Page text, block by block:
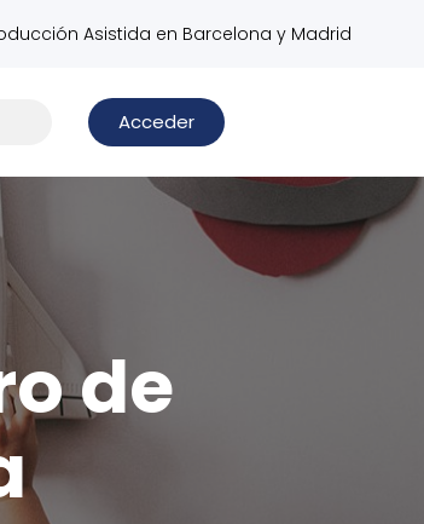
Asistida en Barcelona y Madrid
Acceder
de